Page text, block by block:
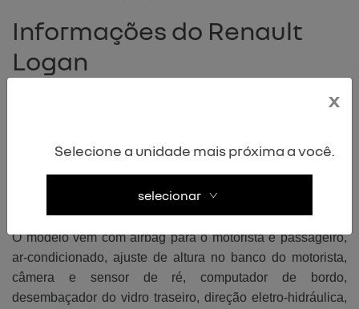
Informações do Renault
Logan
O Renaut Logan é um carro popular que chama a atenção
o que você encontra no modelo.
informações de itens de série do sedã:
O modelo vem com airbag para o motorista e passageiro,
ar-condicionado, ajuste de altura no banco do motorista,
câmera e sensor de ré, computador de bordo,
desembaçador do vidro traseiro, direção eletro-hidráulica,
x
Selecione a unidade mais próxima a você.
selecionar